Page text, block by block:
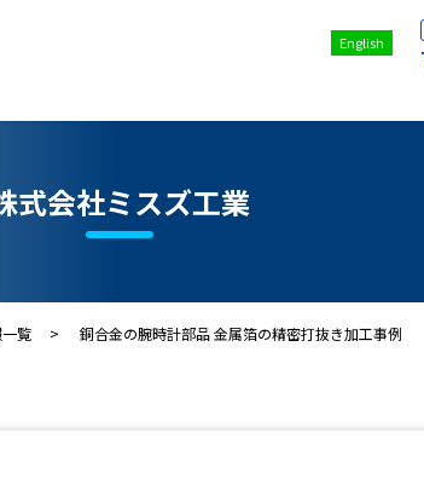
English
式会社ミスズ工業
覧 銅合金の腕時計部品 金属箔の精密打抜き加工事例